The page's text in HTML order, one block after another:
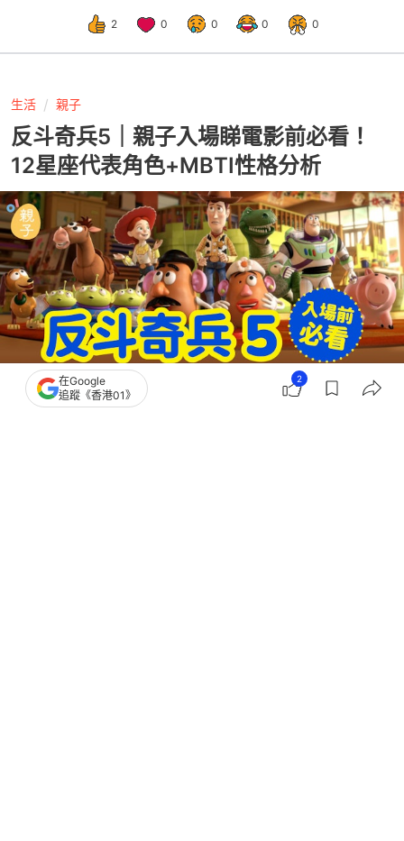
2 0 0 0 0
生活 親子
反斗奇兵5｜親子入場睇電影前必看！
12星座代表角色+MBTI性格分析
在Google
追蹤《香港01》
2